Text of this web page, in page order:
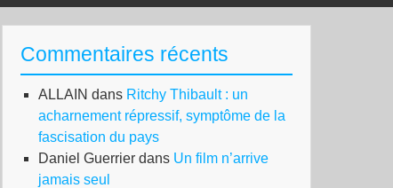
Commentaires récents
ALLAIN dans Ritchy Thibault : un
acharnement répressif, symptôme de la
fascisation du pays
Daniel Guerrier dans Un film n’arrive
jamais seul